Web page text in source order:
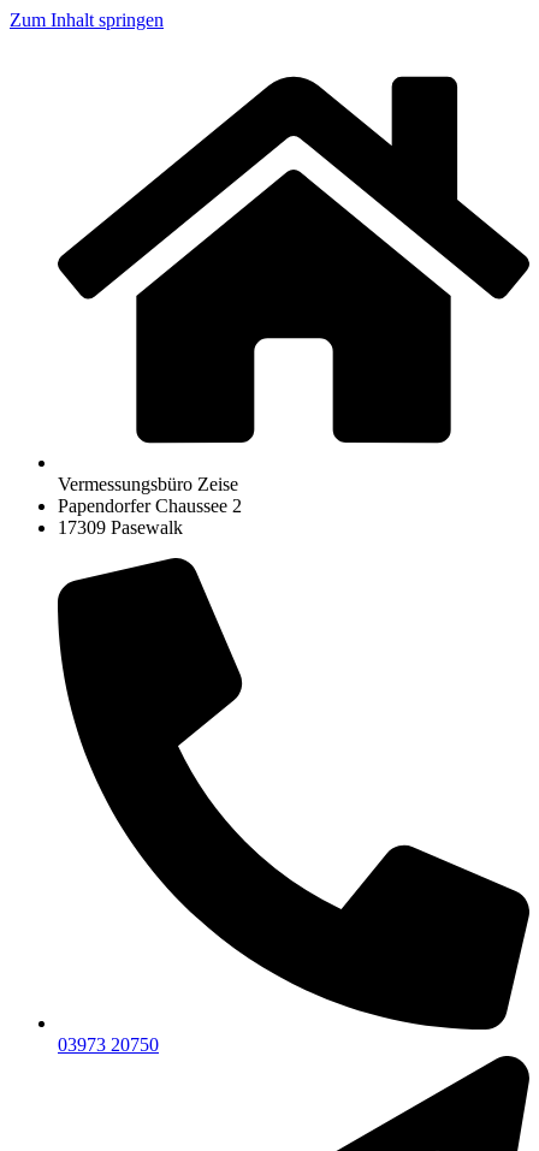
Zum Inhalt springen
Vermessungsbüro Zeise
Papendorfer Chaussee 2
17309 Pasewalk
03973 20750